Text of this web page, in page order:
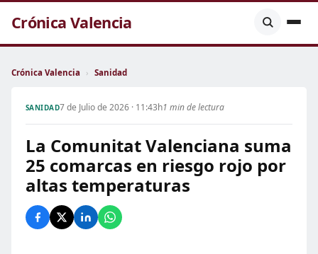
Crónica Valencia
Crónica Valencia › Sanidad
SANIDAD7 de Julio de 2026 · 11:43h1 min de lectura
La Comunitat Valenciana suma
25 comarcas en riesgo rojo por
altas temperaturas